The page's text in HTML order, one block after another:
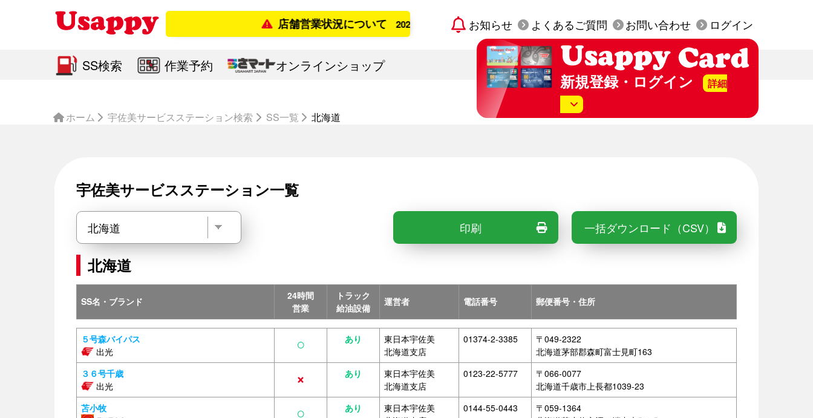
店舗営業状況について 2026年8月6日更新 お知らせ よくあるご質問 お問い合わせ ログイン
SS検索 作業予約 オンラインショップ
新規登録・ログイン 詳細
Usappy Card プラスを作る
（クレジットカード機能付き）
ログイン
ホーム 宇佐美サービスステーション検索 SS一覧 北海道
宇佐美サービスステーション一覧
印刷 一括ダウンロード（CSV）
北海道
SS名・ブランド
24時間
営業
トラック
給油設備
運営者 電話番号 郵便番号・住所
５号森バイパス
出光
○ あり
東日本宇佐美
北海道支店
01374-2-3385
〒049-2322
北海道茅部郡森町富士見町163
３６号千歳
出光
× あり
東日本宇佐美
北海道支店
0123-22-5777
〒066-0077
北海道千歳市上長都1039-23
苫小牧
○ あり
東日本宇佐美
0144-55-0443
〒059-1364